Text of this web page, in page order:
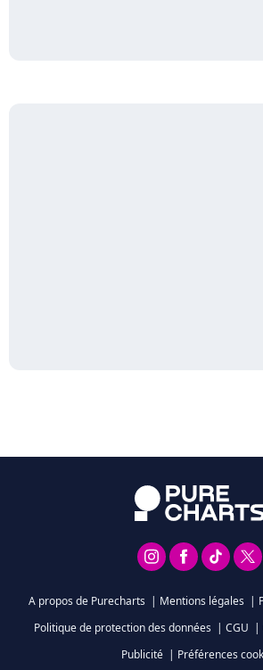
A propos de Purecharts | Mentions légales |
Politique de protection des données | CGU |
Publicité | Préférences